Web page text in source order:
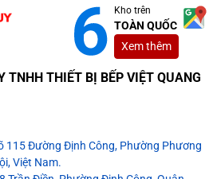
Kho trên
TOÀN QUỐC
Xem thêm
TNHH THIẾT BỊ BẾP VIỆT QUANG
115 Đường Định Công, Phường Phương
Việt Nam.